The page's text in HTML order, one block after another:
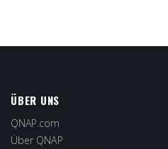
ÜBER UNS
QNAP.com
Über QNAP